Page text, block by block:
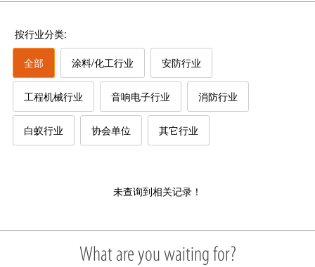
按行业分类:
全部 涂料/化工行业 安防行业
工程机械行业 音响电子行业 消防行业
白蚁行业 协会单位 其它行业
未查询到相关记录！
What are you waiting for?